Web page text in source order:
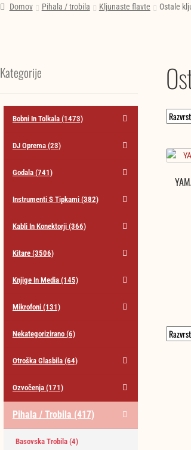
Domov Pihala / trobila Kljunaste flavte Ostale
Kategorije
Bobni In Tolkala(1473)
DJ Oprema(23)
Godala(741)
Instrumenti S Tipkami(382)
Kabli In Konektorji(366)
Kitare(3506)
Knjige In Media(145)
Mikrofoni(131)
Nekategorizirano(6)
Otroška Glasbila(64)
Ozvočenja(171)
Pihala / Trobila (417)
Basovska Trobila(4)